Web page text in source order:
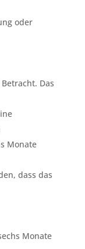
oder
Das
Monate
dass das
Monate